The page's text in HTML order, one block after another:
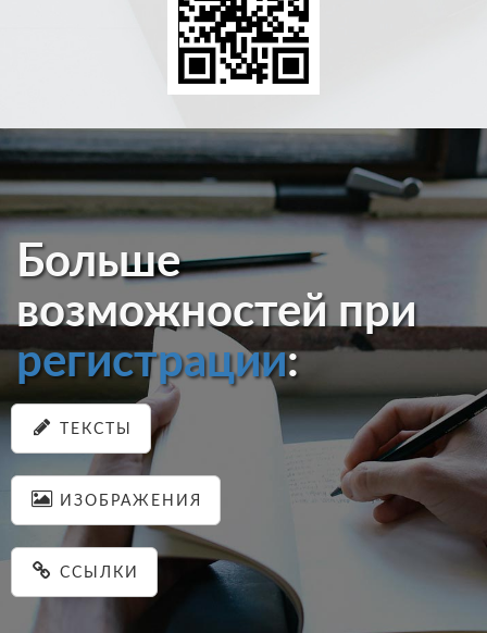
Больше
возможностей при
регистрации:
ТЕКСТЫ
ИЗОБРАЖЕНИЯ
ССЫЛКИ